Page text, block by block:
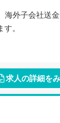
海外子会社送
。
求人の詳細を